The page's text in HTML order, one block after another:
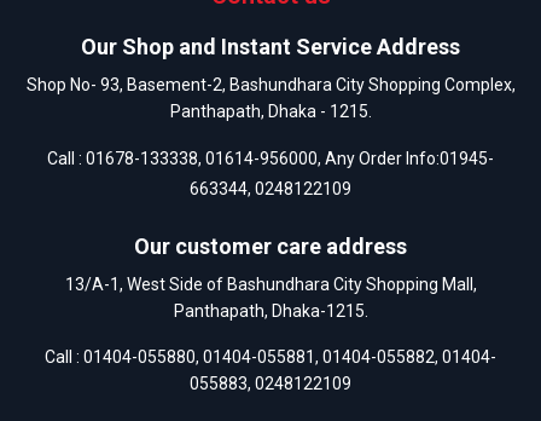
Our Shop and Instant Service Address
Shop No- 93, Basement-2, Bashundhara City Shopping Complex,
Panthapath, Dhaka - 1215.
Call : 01678-133338, 01614-956000, Any Order Info:01945-
663344, 0248122109
Our customer care address
13/A-1, West Side of Bashundhara City Shopping Mall,
Panthapath, Dhaka-1215.
Call : 01404-055880, 01404-055881, 01404-055882, 01404-
055883, 0248122109